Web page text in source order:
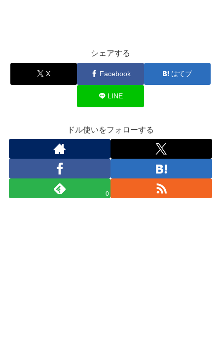
シェアする
X Facebook はてブ
LINE
ドル使いをフォローする
0